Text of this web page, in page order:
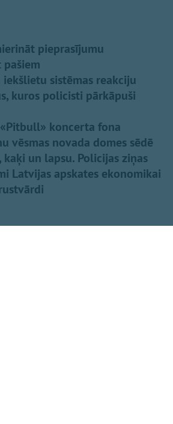
pieprasījumu
sistēmas reakciju
kuros policisti pārkāpuši
koncerta fona
vēsmas novada domes sēdē
un lapsu. Policijas ziņas
Latvijas apskates ekonomikai